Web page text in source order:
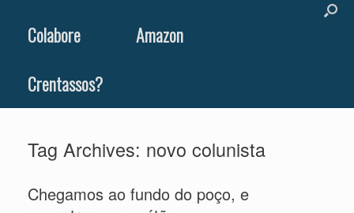
Colabore
Amazon
Crentassos?
Tag Archives: novo colunista
Chegamos ao fundo do poço, e